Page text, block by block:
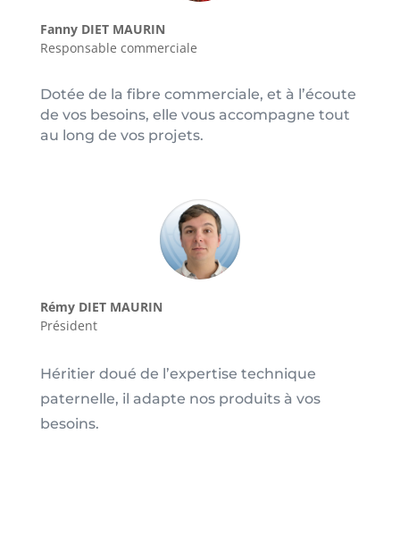
Fanny DIET MAURIN
Responsable commerciale
Dotée de la fibre commerciale, et à l’écoute
de vos besoins, elle vous accompagne tout
au long de vos projets.
Rémy DIET MAURIN
Président
Héritier doué de l’expertise technique
paternelle, il adapte nos produits à vos
besoins.